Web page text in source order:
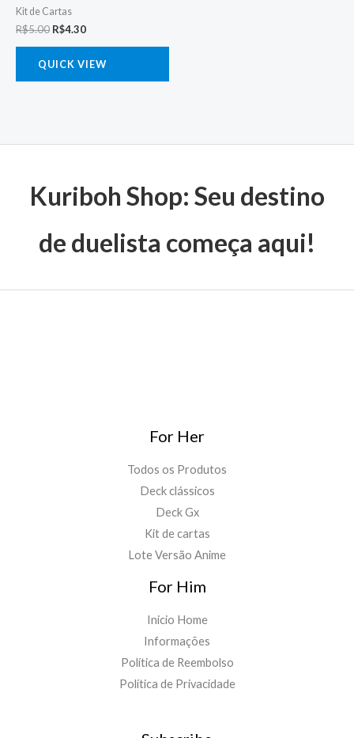
Kit de Cartas
R$5.00 R$4.30
QUICK VIEW
Kuriboh Shop: Seu destino
de duelista começa aqui!
For Her
Todos os Produtos
Deck clássicos
Deck Gx
Kit de cartas
Lote Versão Anime
For Him
Inicio Home
Informações
Política de Reembolso
Política de Privacidade